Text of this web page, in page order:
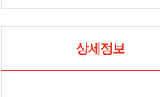
상세정보